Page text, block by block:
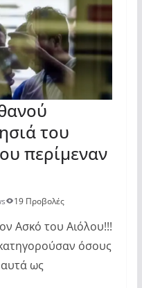
του
περίμεναν
19 Προβολές
Ασκό του Αιόλου!!!
όσους
ως